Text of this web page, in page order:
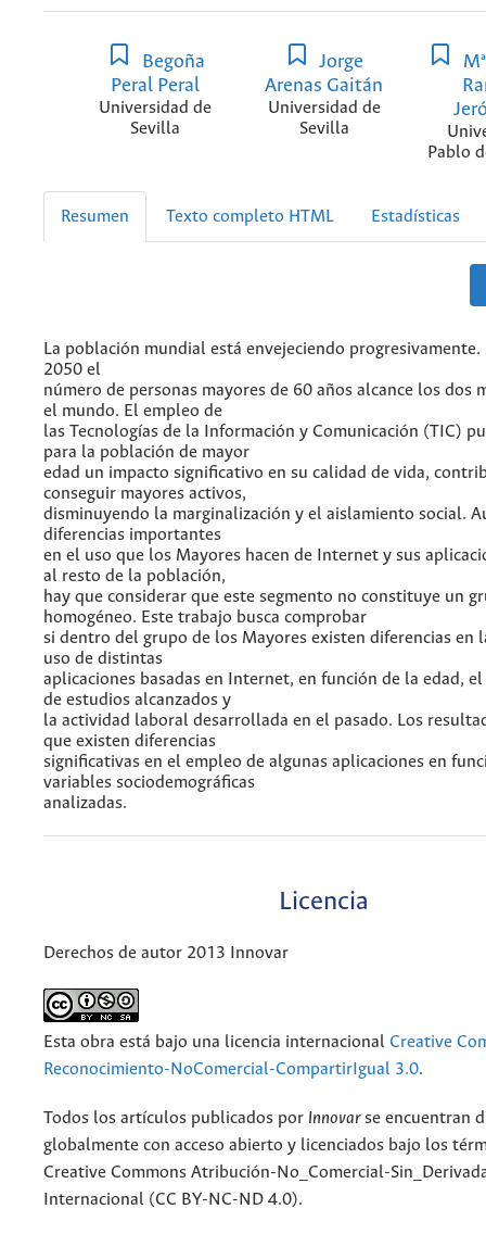
Begoña
Peral Peral
Universidad de
Sevilla
Jorge
Arenas Gaitán
Universidad de
Sevilla
Pablo
Resumen Texto completo HTML Estadísticas
La población mundial está envejeciendo progresivamente.
2050 el
número de personas mayores de 60 años alcance los dos
el mundo. El empleo de
las Tecnologías de la Información y Comunicación (TIC)
para la población de mayor
edad un impacto significativo en su calidad de vida,
conseguir mayores activos,
disminuyendo la marginalización y el aislamiento social.
diferencias importantes
en el uso que los Mayores hacen de Internet y sus
al resto de la población,
hay que considerar que este segmento no constituye un
homogéneo. Este trabajo busca comprobar
si dentro del grupo de los Mayores existen diferencias en
uso de distintas
aplicaciones basadas en Internet, en función de la edad,
de estudios alcanzados y
la actividad laboral desarrollada en el pasado. Los
que existen diferencias
significativas en el empleo de algunas aplicaciones en
variables sociodemográficas
analizadas.
Licencia
Derechos de autor 2013 Innovar
Esta obra está bajo una licencia internacional Creative
Reconocimiento-NoComercial-CompartirIgual 3.0.
Todos los artículos publicados por Innovarse encuentran
globalmente con acceso abierto y licenciados bajo los
Creative Commons Atribución-No_Comercial-
Internacional (CC BY-NC-ND 4.0).